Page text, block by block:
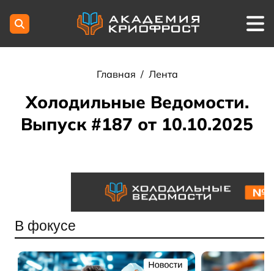
Главная / Лента
Холодильные Ведомости.
Выпуск #187 от 10.10.2025